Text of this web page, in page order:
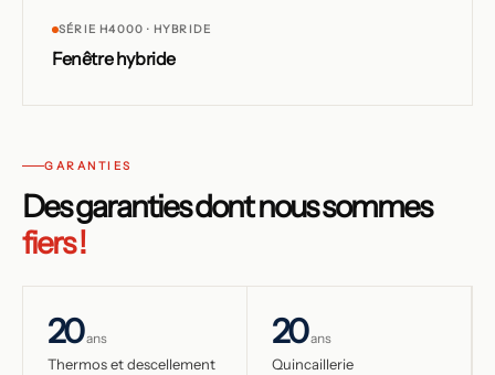
SÉRIE H4000 · HYBRIDE
Fenêtre hybride
GARANTIES
Des garanties dont nous sommes
fiers !
20 ans
Thermos et descellement
20 ans
Quincaillerie